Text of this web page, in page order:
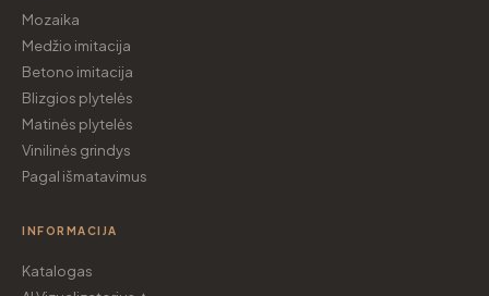
Mozaika
Medžio imitacija
Betono imitacija
Blizgios plytelės
Matinės plytelės
Vinilinės grindys
Pagal išmatavimus
INFORMACIJA
Katalogas